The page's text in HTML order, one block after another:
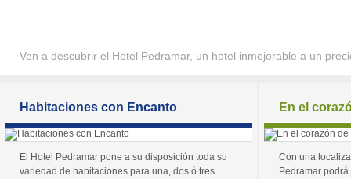
Ven a descubrir el Hotel Pedramar, un hotel inmejorable a un
Habitaciones con Encanto
El Hotel Pedramar pone a su disposición toda su
variedad de habitaciones para una, dos ó tres
En el
Con una
Pedramar